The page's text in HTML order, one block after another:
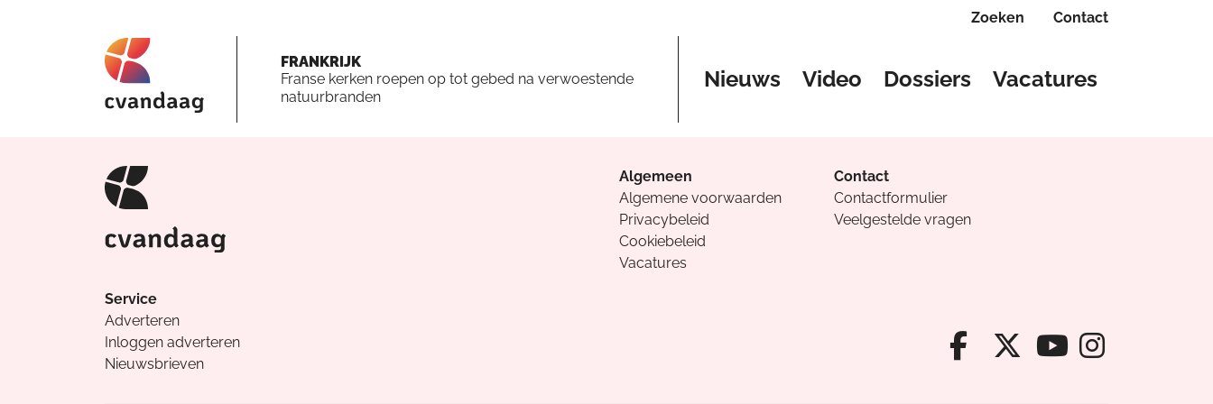
Zoeken Contact
FRANKRIJK
Franse kerken roepen op tot gebed na verwoestende
natuurbranden
Nieuws Video Dossiers Vacatures
Algemeen
Algemene voorwaarden
Privacybeleid
Cookiebeleid
Vacatures
Contact
Contactformulier
Veelgestelde vragen
Service
Adverteren
Inloggen adverteren
Nieuwsbrieven
Facebook van
X van